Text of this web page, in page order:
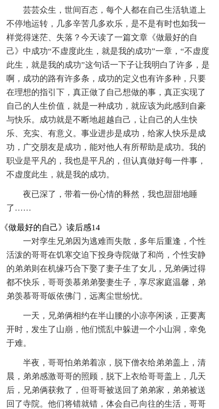
芸芸众生，世间百态，每个人都在自己生活轨道上
不停地运转，几多辛苦几多欢乐，是不是有时也如我一
样觉得迷茫、失落？今天读了一篇文章《做最好的自
己》中成功“不虚度此生，就是我的成功”一章，“不虚度
此生，就是我的成功”这句话一下子让我明白了许多，是
啊，成功的路有许多条，成功的定义也有许多种，只要
在理想的指引下，真正做了自己想做的事，真正实现了
自己的人生价值，就是一种成功，就应该为此感到自豪
与快乐。成功就是不断地超越自己，让自己的人生快
乐、充实、有意义。事业进步是成功，给家人快乐是成
功，广交朋友是成功，能对他人有所帮助是成功。我的
职业是平凡的，我也是平凡的，但认真做好每一件事，
不虚度此生，就是我的成功。
夜已深了，带着一份心情的释然，我也甜甜地睡
了……
《做最好的自己》读后感14
一对孪生兄弟因为逃难而失散，多年后重逢，个性
活泼的哥哥在饥寒交迫下投身寺院做了和尚，个性安静
的弟弟则在机缘巧合下娶了妻子生了女儿，兄弟俩过得
都不快乐，哥哥羡慕弟弟娶妻生子，享尽家庭温馨，弟
弟羡慕哥哥皈依佛门，远离尘世纷忧。
一天，兄弟俩相约在半山腰的小凉亭闲谈，正要离
开时，发生了山崩，他们慌乱中躲进一个小山洞，幸免
于难。
半夜，哥哥怕弟弟着凉，脱下僧衣给弟弟盖上，清
晨，弟弟感激哥哥的照顾，脱下上衣给哥哥盖上，几天
后，兄弟俩获救了，但哥哥被送回了弟弟家，弟弟被送
回了寺院。他们将错就错，体会自己向往的生活，哥哥